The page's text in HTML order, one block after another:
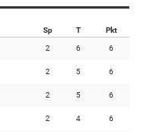
Sp T Pkt
2 6 6
2 5 6
2 5 6
2 4 6